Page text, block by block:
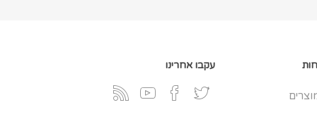
עקבו אחרינו